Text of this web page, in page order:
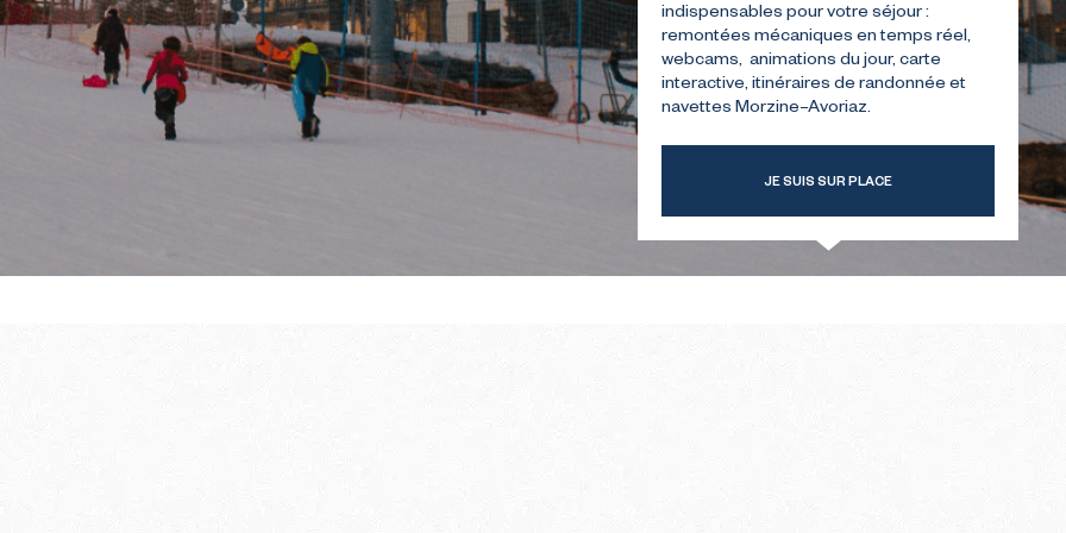
GIDS VOOR UW EERSTE
BEZOEK IN DE WINTER
GIDS VOOR UW EERSTE
BEZOEK IN DE ZOMER
te bereiden
indispensables pour votre séjour :
remontées mécaniques en temps réel,
webcams, animations du jour, carte
interactive, itinéraires de randonnée et
navettes Morzine–Avoriaz.
JE SUIS SUR PLACE